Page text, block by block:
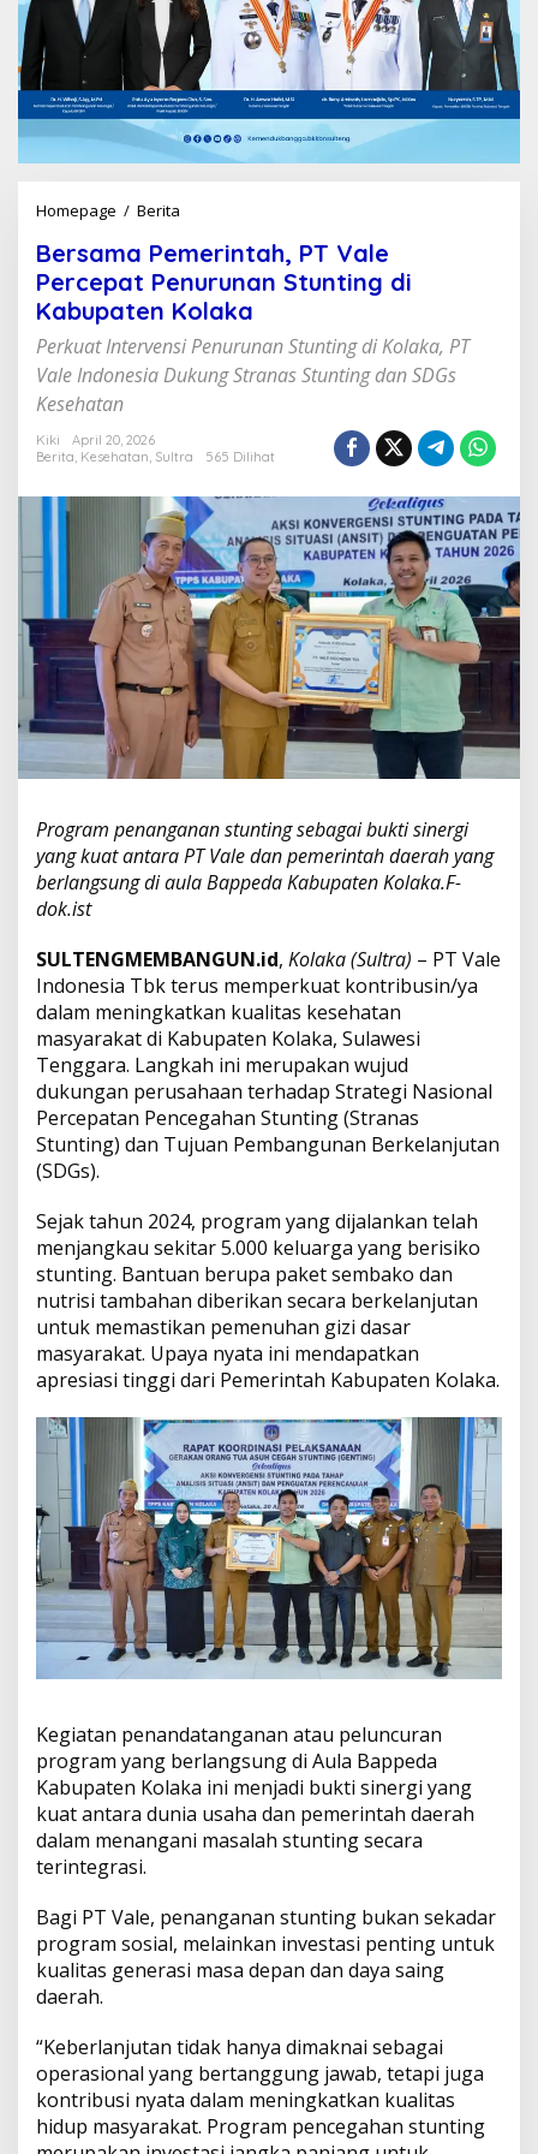
Homepage / Berita
r
s
a
m
a
e
t
a
h
,
P
T
V
a
l
e
P
e
r
p
a
t
u
r
u
n
a
n
S
t
u
n
n
g
d
K
a
b
u
a
t
e
n
K
o
a
k
Bersama Pemerintah, PT Vale
Percepat Penurunan Stunting di
Kabupaten Kolaka
Perkuat Intervensi Penurunan Stunting di Kolaka, PT
Vale Indonesia Dukung Stranas Stunting dan SDGs
Kesehatan
Kiki
April 20, 2026
Berita Kesehatan Sultra 565 Dilihat
Program penanganan stunting sebagai bukti sinergi
yang kuat antara PT Vale dan pemerintah daerah yang
berlangsung di aula Bappeda Kabupaten Kolaka.F-
dok.ist
SULTENGMEMBANGUN.id, Kolaka (Sultra) – PT Vale
Indonesia Tbk terus memperkuat kontribusin/ya
dalam meningkatkan kualitas kesehatan
masyarakat di Kabupaten Kolaka, Sulawesi
Tenggara. Langkah ini merupakan wujud
dukungan perusahaan terhadap Strategi Nasional
Percepatan Pencegahan Stunting (Stranas
Stunting) dan Tujuan Pembangunan Berkelanjutan
(SDGs).
Sejak tahun 2024, program yang dijalankan telah
menjangkau sekitar 5.000 keluarga yang berisiko
stunting. Bantuan berupa paket sembako dan
nutrisi tambahan diberikan secara berkelanjutan
untuk memastikan pemenuhan gizi dasar
masyarakat. Upaya nyata ini mendapatkan
apresiasi tinggi dari Pemerintah Kabupaten Kolaka.
Kegiatan penandatanganan atau peluncuran
program yang berlangsung di Aula Bappeda
Kabupaten Kolaka ini menjadi bukti sinergi yang
kuat antara dunia usaha dan pemerintah daerah
dalam menangani masalah stunting secara
terintegrasi.
Bagi PT Vale, penanganan stunting bukan sekadar
program sosial, melainkan investasi penting untuk
kualitas generasi masa depan dan daya saing
daerah.
“Keberlanjutan tidak hanya dimaknai sebagai
operasional yang bertanggung jawab, tetapi juga
kontribusi nyata dalam meningkatkan kualitas
hidup masyarakat. Program pencegahan stunting